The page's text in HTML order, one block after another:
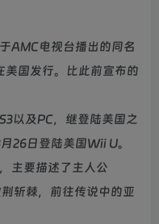
AMC电视台播出的同名
美国发行。比此前宣布的
以及PC，继登陆美国之
26日登陆美国Wii U。
主要描述了主人公
斩棘，前往传说中的亚